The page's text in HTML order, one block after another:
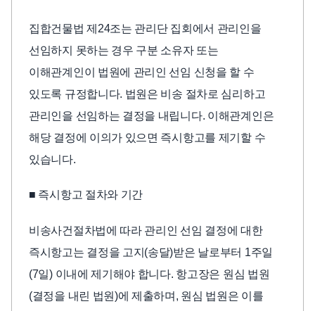
집합건물법 제24조는 관리단 집회에서 관리인을
선임하지 못하는 경우 구분 소유자 또는
이해관계인이 법원에 관리인 선임 신청을 할 수
있도록 규정합니다. 법원은 비송 절차로 심리하고
관리인을 선임하는 결정을 내립니다. 이해관계인은
해당 결정에 이의가 있으면 즉시항고를 제기할 수
있습니다.
■ 즉시항고 절차와 기간
비송사건절차법에 따라 관리인 선임 결정에 대한
즉시항고는 결정을 고지(송달)받은 날로부터 1주일
(7일) 이내에 제기해야 합니다. 항고장은 원심 법원
(결정을 내린 법원)에 제출하며, 원심 법원은 이를